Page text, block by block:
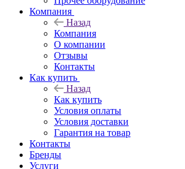
Компания
Назад
Компания
О компании
Отзывы
Контакты
Как купить
Назад
Как купить
Условия оплаты
Условия доставки
Гарантия на товар
Контакты
Бренды
Услуги